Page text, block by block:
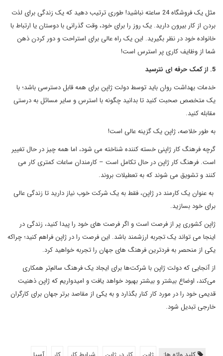
مثل یک فروشگاه 24 ساعته نباشید! طوری ترتیب دهید که یک زندگی برای لذت
بردن از کار بیرون دارید. یک روز را برای خود، وقت گذرانی با دوستان یا ارتباط با
خانواده خود در نظر بگیرید. این یک راه عالی برای استراحت و دور کردن ذهن
شما از وظایف کاری پر استرس است!
5. از کمک حرفه ای نترسید
خدمات بهداشت روان باید توسط دولت ژاپن برای همه قابل دسترسی باشد؛ با
یک متخصص صحبت کنید تا بدانید چگونه با استرس و سایر مسائل به درستی
مقابله کنید.
به طور خلاصه، ژاپن یک گزینه عالی است!
گرچه فرهنگ کار ژاپنی خسته کننده شناخته می شود، اما همه چیز در حال تغییر
است. فرهنگ کار ژاپن در حال تکامل است – کارمندان ساعات کمتری کار می
کنند و تشویق می شوند که به تعطیلات بروند.
به عنوان یک کارمند در ژاپن، فقط به یک شرکت خوب نیاز دارید تا زندگی عالی
برای خود بسازید.
ژاپن کشوری پر از فرصت است و اگر فرصت های خود را پیدا کنید، زندگی در
اینجا می تواند یک تجربه ارزشمند باشد. این فرصت را در ژاپن فراهم کنید؛ چراکه
یکی از منحصر به فردترین فرهنگ های جهان را تجربه خواهید کرد.
از آنجایی که دولت ژاپن با شرکت‌ها برای ایجاد یک فرهنگ سالم‌تر همکاری
می‌کند، اوضاع بیشتر و بیشتر بهبود خواهد یافت و امیدواریم که ژاپن ذهنیت
قدیمی خود را در مورد کار کنار بگذارد و به یکی از مقاصد برتر جهان برای کارگران
خارجی تبدیل شود.